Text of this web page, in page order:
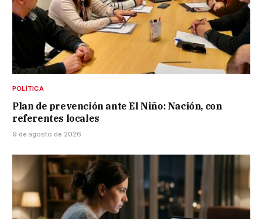
POLÍTICA
Plan de prevención ante El Niño: Nación, con
referentes locales
9 de agosto de 2026